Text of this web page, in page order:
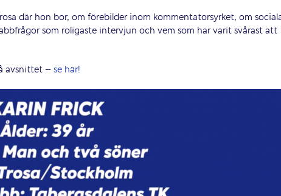
där hon bor, om förebilder inom kommentatorsyrket, om
som roligaste intervjun och vem som har varit svårast att
avsnittet – se här!